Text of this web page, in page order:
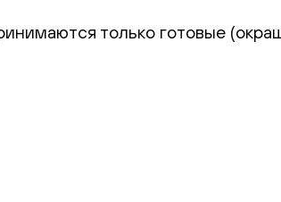
только готовые